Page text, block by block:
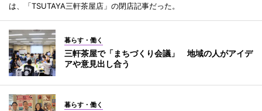
は、「TSUTAYA三軒茶屋店」の閉店記事だった。
暮らす・働く
三軒茶屋で「まちづくり会議」 地域の人がアイデ
アや意見出し合う
暮らす・働く